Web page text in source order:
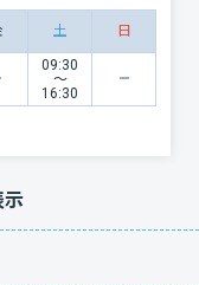
土 日
09:30
〜
16:30